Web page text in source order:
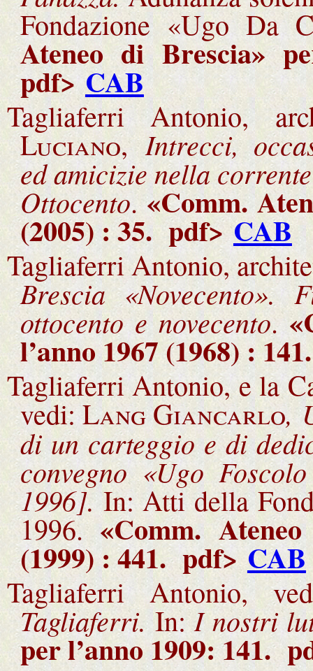
Fondazione «Ugo Da
Ateneo di Brescia»
pdf>CAB
Tagliaferri Antonio,
Luciano, Intrecci,
ed amicizie nella
Ottocento.«Comm.
(2005) : 35. pdf>CAB
Tagliaferri Antonio,
Brescia
ottocento e novecento.
l’anno 1967 (1968) : 141.
Tagliaferri Antonio, e la
vedi:Lang Giancarlo,
di un carteggio e di
convegno «Ugo
1996].In: Atti della
1996.«Comm.
(1999) : 441.pdf>CAB
Tagliaferri Antonio,
Tagliaferri.In:I nostri
per l’anno 1909: 141.